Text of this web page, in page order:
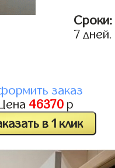
Сроки:
7 дней.
заказ
46370 р
в 1 клик